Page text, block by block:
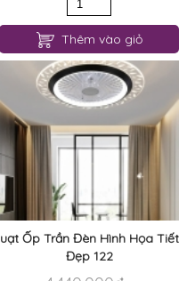
Thêm vào giỏ
uạt Ốp Trần Đèn Hình Họa Tiết
Đẹp 122